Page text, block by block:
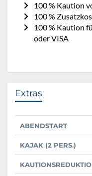
100 % Kaution
100 %
100 % Kaution
oder VISA
Extras
ABENDSTART
KAJAK (2 PERS.)